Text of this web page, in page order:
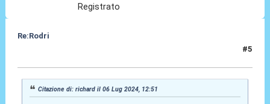
Registrato
Re:Rodri
#5
Citazione di: richard il 06 Lug 2024, 12:51